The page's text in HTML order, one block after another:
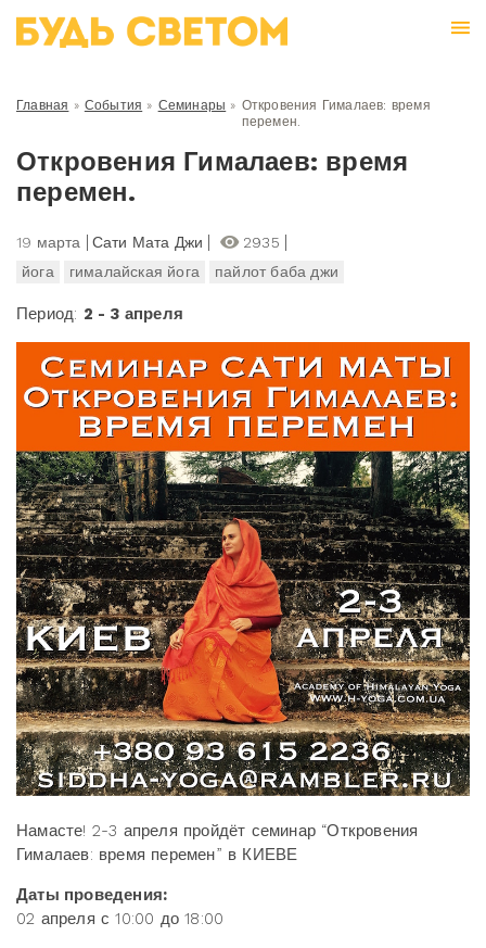
Главная » События » Семинары » Откровения Гималаев: время
перемен.
Откровения Гималаев: время
перемен.
19 марта Сати Мата Джи
2935
йога
гималайская йога пайлот баба джи
Период: 2 - 3 апреля
Намасте! 2-3 апреля пройдёт семинар “Откровения
Гималаев: время перемен” в КИЕВЕ
Даты проведения:
02 апреля с 10:00 до 18:00